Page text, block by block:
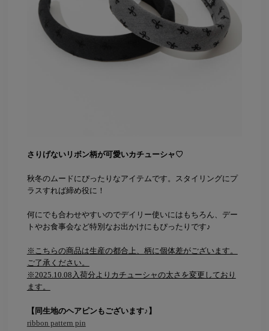
さりげないリボン柄が可愛いカチューシャ♡
秋冬のムードにぴったりなアイテムです。スタイリングにプ
ラスすれば締め役に！
何にでも合わせやすいのでデイリー使いにはもちろん、デー
トやお食事会など特別なお出かけにもぴったりです♪
※こちらの商品は生産の都合上、柄に個体差がございます。
ご了承ください。
※2025.10.08入荷分よりカチューシャの太さを変更しており
ます。
【同生地のヘアピンもございます♪】
ribbon pattern pin